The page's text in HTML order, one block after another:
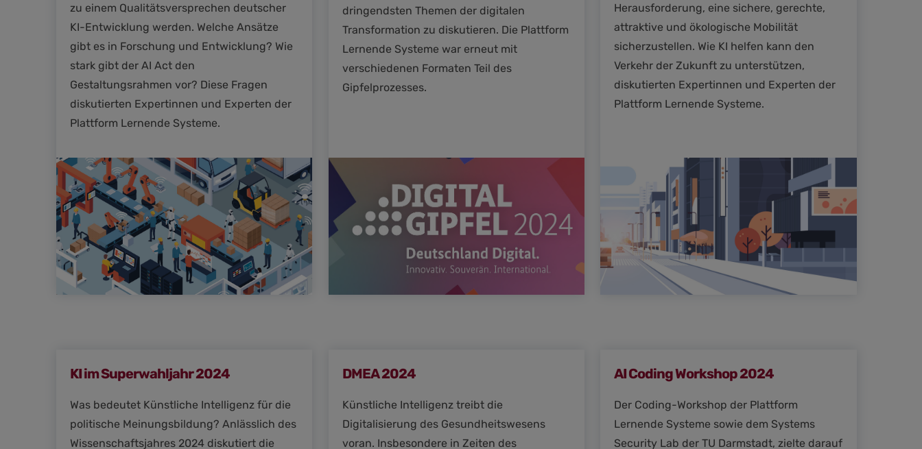
zu einem Qualitätsversprechen deutscher
KI-Entwicklung werden. Welche Ansätze
gibt es in Forschung und Entwicklung? Wie
stark gibt der AI Act den
Gestaltungsrahmen vor? Diese Fragen
diskutierten Expertinnen und Experten der
Plattform Lernende Systeme.
dringendsten Themen der digitalen
Transformation zu diskutieren. Die Plattform
Lernende Systeme war erneut mit
verschiedenen Formaten Teil des
Gipfelprozesses.
Herausforderung, eine sichere, gerechte,
attraktive und ökologische Mobilität
sicherzustellen. Wie KI helfen kann den
Verkehr der Zukunft zu unterstützen,
diskutierten Expertinnen und Experten der
Plattform Lernende Systeme.
KI im Superwahljahr 2024
Was bedeutet Künstliche Intelligenz für die
politische Meinungsbildung? Anlässlich des
Wissenschaftsjahres 2024 diskutiert die
DMEA 2024
Künstliche Intelligenz treibt die
Digitalisierung des Gesundheitswesens
voran. Insbesondere in Zeiten des
AI Coding Workshop 2024
Der Coding-Workshop der Plattform
Lernende Systeme sowie dem Systems
Security Lab der TU Darmstadt, zielte darauf